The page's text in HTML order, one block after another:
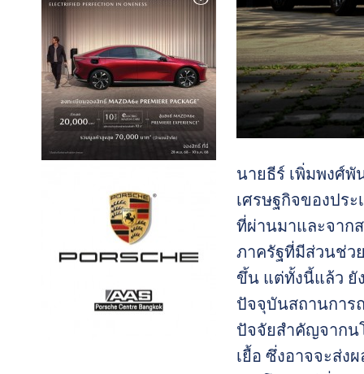
นายธีร์ เพิ่มพงศ์พั
เศรษฐกิจของปร
ที่ผ่านมาและจาก
ภาครัฐที่มีส่วนช่ว
ขึ้น แต่ทั้งนี้แล้ว ยั
ปัจจุบันสถานการ
ปัจจัยสำคัญจากน
เยื้อ ซึ่งอาจจะส่ง